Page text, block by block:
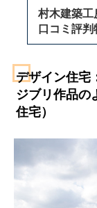
村木建築工
口コミ評
デザイン住宅
ジブリ作品の
住宅）